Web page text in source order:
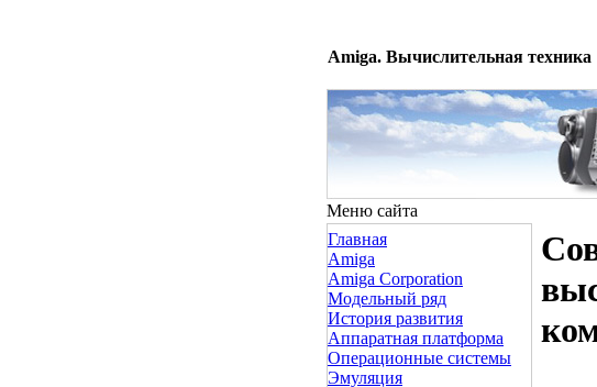
Amiga. Вычислительная техника
Меню сайта
Главная
Amiga
Amiga Corporation
Модельный ряд
История развития
Аппаратная платформа
Операционные системы
Эмуляция